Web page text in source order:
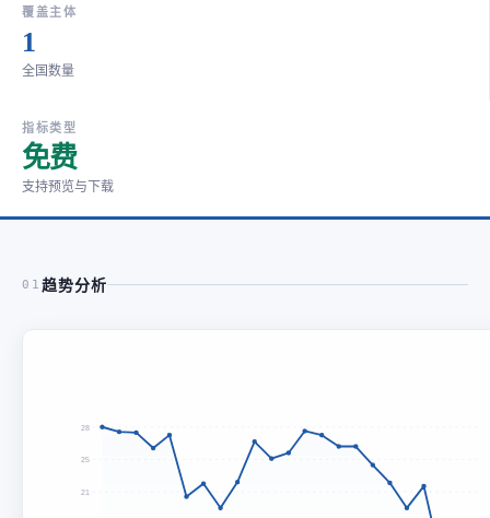
覆盖主体
1
全国数量
指标类型
免费
支持预览与下载
01 趋势分析
28
25
21